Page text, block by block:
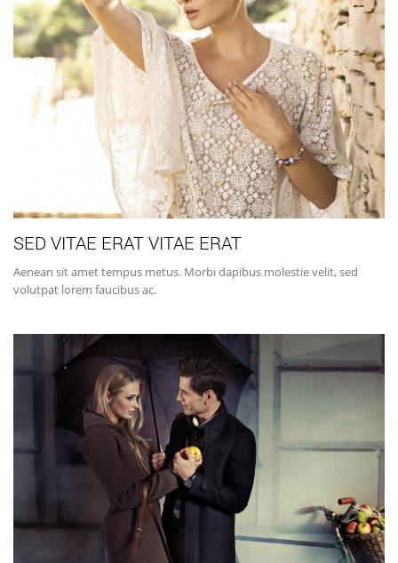
SED VITAE ERAT VITAE ERAT
Aenean sit amet tempus metus. Morbi dapibus molestie velit, sed
volutpat lorem faucibus ac.